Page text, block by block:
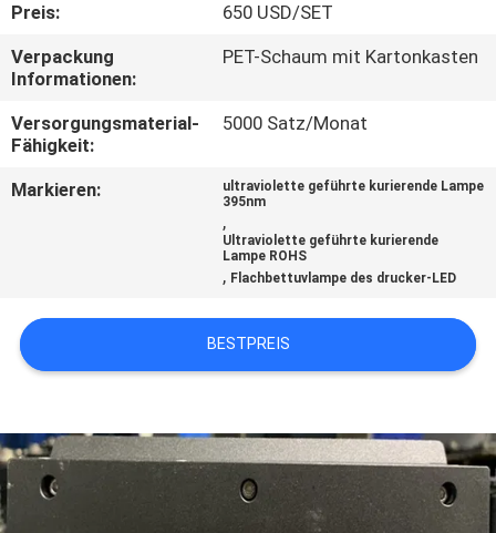
TRETEN
SIE
MIT
UNS
IN
FORDERN
EIN
ZITAT
Preis:
650 USD/SET
Verpackung
Informationen:
PET-Schaum mit Kartonkasten
Versorgungsmaterial-
Fähigkeit:
5000 Satz/Monat
Markieren:
ultraviolette geführte kurierende Lampe
395nm
,
Ultraviolette geführte kurierende
Lampe ROHS
, Flachbettuvlampe des drucker-LED
BESTPREIS